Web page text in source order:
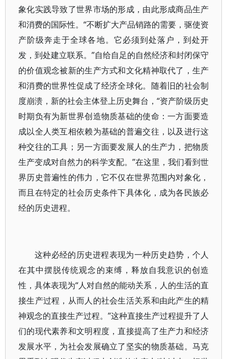
象化实践导致了世界市场的形成，由此形成商品生产
和消费的国际性。“不断扩大产品销路的需要，驱使资
产阶级奔走于全球各地。它必须到处落户，到处开
发，到处建立联系。”自给自足的自然经济和封闭保守
的价值观念被新的生产方式和文化精神取代了，生产
和消费的世界性促成了经济全球化。随着旧的社会制
度崩溃，新的社会主体登上历史舞台，“资产阶级历史
时期负有为新世界创造物质基础的使命：一方面要造
成以全人类互相依赖为基础的普遍交往，以及进行这
种交往的工具；另一方面要发展人的生产力，把物质
生产变成对自然力的科学支配。”在这里，我们看到世
界历史普遍性的伟力，它不仅在世界范围内对象化，
而且在特定的社会历史条件下具体化，成为各民族必
经的历史进程。
这种必经的历史进程表现为一种历史趋势，个人
在其中摆脱传统观念的束缚，释放自我意识的创造
性，具体表现为“人对自然的能动关系，人的生活的直
接生产过程，从而人的社会生活关系和由此产生的精
神观念的直接生产过程。”这种直接生产过程提升了人
们的现代素养和文明程度，直接提高了生产力和经济
发展水平，为社会发展确立了坚实的物质基础。马克